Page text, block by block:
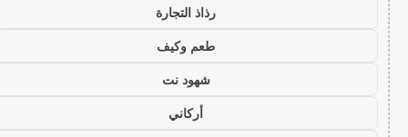
رذاذ التجارة
طعم وكيف
شهود نت
أركاني